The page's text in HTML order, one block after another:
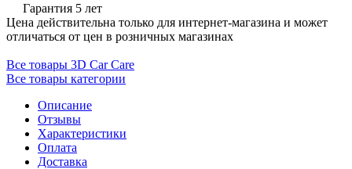
Гарантия 5 лет
Цена действительна только для интернет-магазина и может
отличаться от цен в розничных магазинах
Все товары 3D Car Care
Все товары категории
Описание
Отзывы
Характеристики
Оплата
Доставка